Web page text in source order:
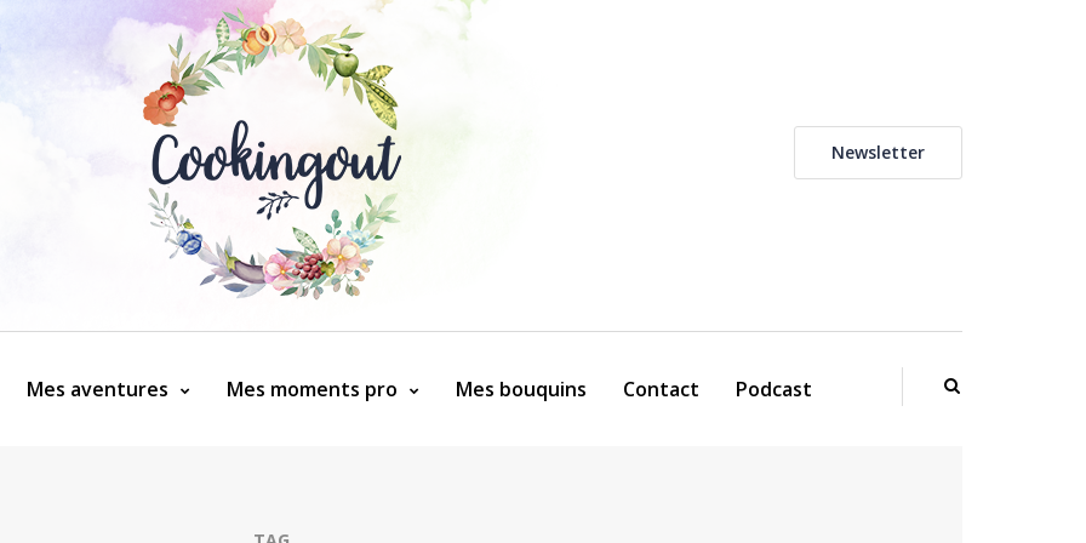
Newsletter
Mes aventures Mes moments pro Mes bouquins Contact Podcast